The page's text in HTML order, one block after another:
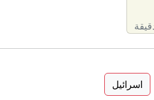
اسرائيل